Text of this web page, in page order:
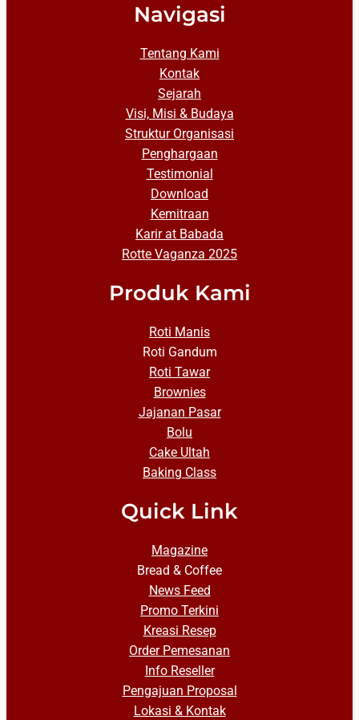
Navigasi
Tentang Kami
Kontak
Sejarah
Visi, Misi & Budaya
Struktur Organisasi
Penghargaan
Testimonial
Download
Kemitraan
Karir at Babada
Rotte Vaganza 2025
Produk Kami
Roti Manis
Roti Gandum
Roti Tawar
Brownies
Jajanan Pasar
Bolu
Cake Ultah
Baking Class
Quick Link
Magazine
Bread & Coffee
News Feed
Promo Terkini
Kreasi Resep
Order Pemesanan
Info Reseller
Pengajuan Proposal
Lokasi & Kontak